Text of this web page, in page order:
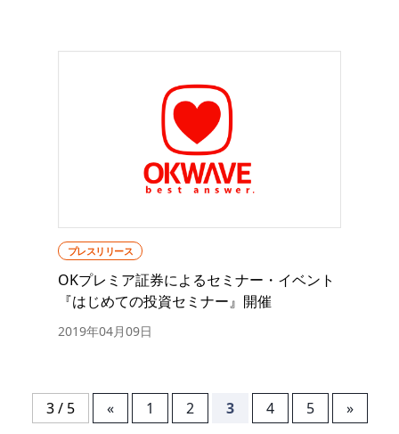
プレスリリース
OKプレミア証券によるセミナー・イベント
『はじめての投資セミナー』開催
2019年04月09日
3 / 5 « 1 2 3 4 5 »